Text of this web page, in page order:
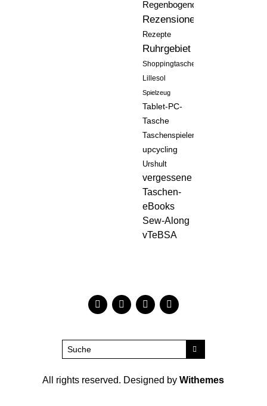
Regenbogenquilt
Rezensionen
Rezepte
Ruhrgebiet
Shoppingtasche
Lillesol
Spielzeug
Tablet-PC-
Tasche
Taschenspieler
upcycling
Urshult
vergessene
Taschen-
eBooks
Sew-Along
vTeBSA
All rights reserved. Designed byWithemes